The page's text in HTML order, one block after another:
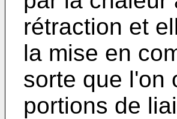
rétraction et
la mise en
sorte que l'on
portions de